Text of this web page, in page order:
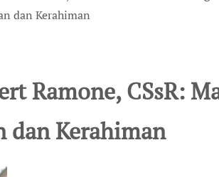
dan Kerahiman
Ramone, CSsR:
dan Kerahiman